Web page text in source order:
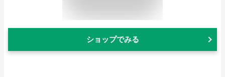
ショップでみる